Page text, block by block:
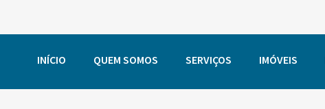
INÍCIO QUEM SOMOS SERVIÇOS IMÓVEIS